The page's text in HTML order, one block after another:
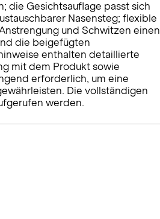
die Gesichtsauflage passt sich
Nasensteg; flexible
und Schwitzen einen
die beigefügten
enthalten detaillierte
mit dem Produkt sowie
erforderlich, um eine
Die vollständigen
werden.